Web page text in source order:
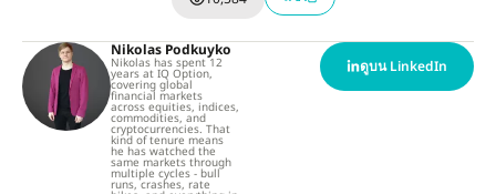
Nikolas Podkuyko
Nikolas has spent 12
years at IQ Option,
covering global
financial markets
across equities, indices,
commodities, and
cryptocurrencies. That
kind of tenure means
he has watched the
same markets through
multiple cycles - bull
runs, crashes, rate
ดูบน LinkedIn